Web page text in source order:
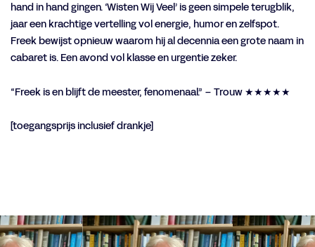
hand in hand gingen. ‘Wisten Wij Veel’ is geen simpele terugblik,
jaar een krachtige vertelling vol energie, humor en zelfspot.
Freek bewijst opnieuw waarom hij al decennia een grote naam in
cabaret is. Een avond vol klasse en urgentie zeker.
“Freek is en blijft de meester, fenomenaal.” – Trouw ★★★★★
[toegangsprijs inclusief drankje]
Overslaan